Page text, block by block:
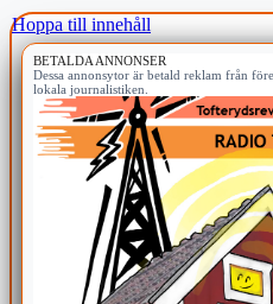
Hoppa till innehåll
BETALDA ANNONSER
Dessa annonsytor är betald reklam från
lokala journalistiken.